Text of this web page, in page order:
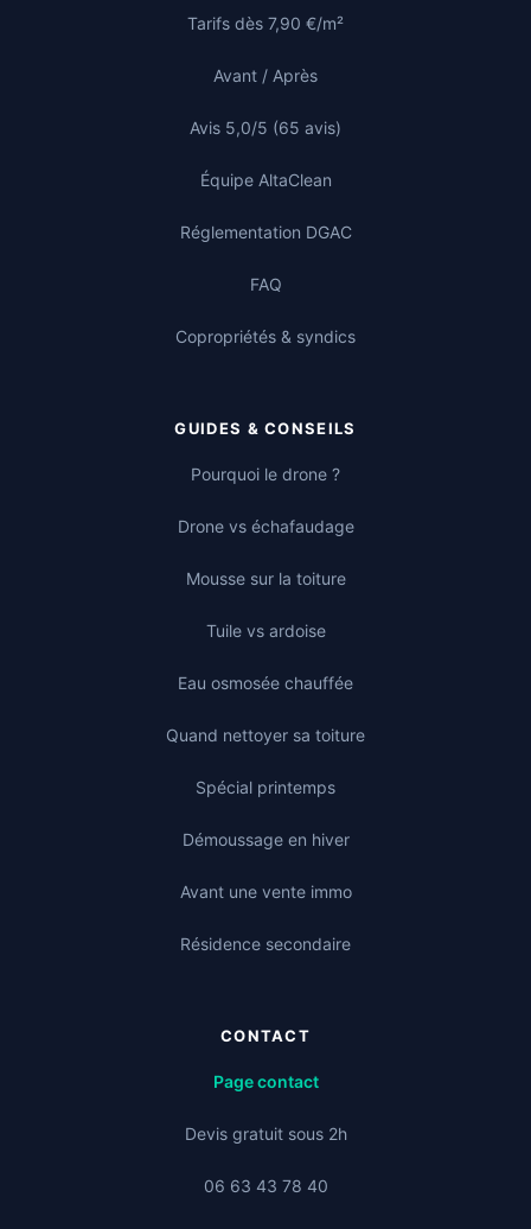
Tarifs dès 7,90 €/m²
Avant / Après
Avis 5,0/5 (65 avis)
Équipe AltaClean
Réglementation DGAC
FAQ
Copropriétés & syndics
GUIDES & CONSEILS
Pourquoi le drone ?
Drone vs échafaudage
Mousse sur la toiture
Tuile vs ardoise
Eau osmosée chauffée
Quand nettoyer sa toiture
Spécial printemps
Démoussage en hiver
Avant une vente immo
Résidence secondaire
CONTACT
Page contact
Devis gratuit sous 2h
06 63 43 78 40